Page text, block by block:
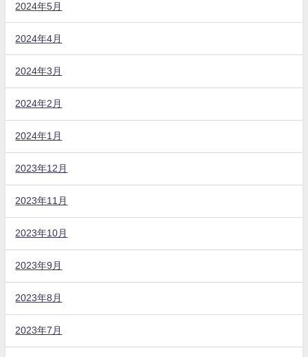
2024年5月
2024年4月
2024年3月
2024年2月
2024年1月
2023年12月
2023年11月
2023年10月
2023年9月
2023年8月
2023年7月